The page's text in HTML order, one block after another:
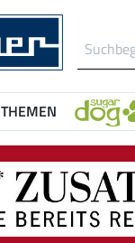
THEMEN